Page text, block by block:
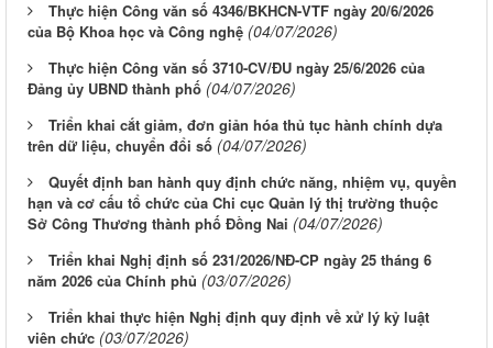
Thực hiện Công văn số 4346/BKHCN-VTF ngày 20/6/2026
của Bộ Khoa học và Công nghệ (04/07/2026)
Thực hiện Công văn số 3710-CV/ĐU ngày 25/6/2026 của
Đảng ủy UBND thành phố (04/07/2026)
Triển khai cắt giảm, đơn giản hóa thủ tục hành chính dựa
trên dữ liệu, chuyển đổi số (04/07/2026)
Quyết định ban hành quy định chức năng, nhiệm vụ, quyền
hạn và cơ cấu tổ chức của Chi cục Quản lý thị trường thuộc
Sở Công Thương thành phố Đồng Nai (04/07/2026)
Triển khai Nghị định số 231/2026/NĐ-CP ngày 25 tháng 6
năm 2026 của Chính phủ (03/07/2026)
Triển khai thực hiện Nghị định quy định về xử lý kỷ luật
viên chức (03/07/2026)